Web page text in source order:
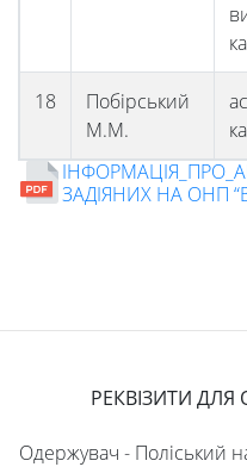
18
Побірський
М.М.
ЗАДІЯНИХ НА ОНП
РЕКВІЗИТИ
Одержувач - Поліський